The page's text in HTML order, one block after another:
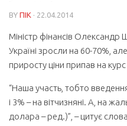
BY ПІК · 22.04.2014
Міністр фінансів Олександр
Україні зросли на 60-70%,
приросту ціни припав на
“Наша участь, тобто
і 3% – на вітчизняні. А, на
долара – ред.)”, – цитує